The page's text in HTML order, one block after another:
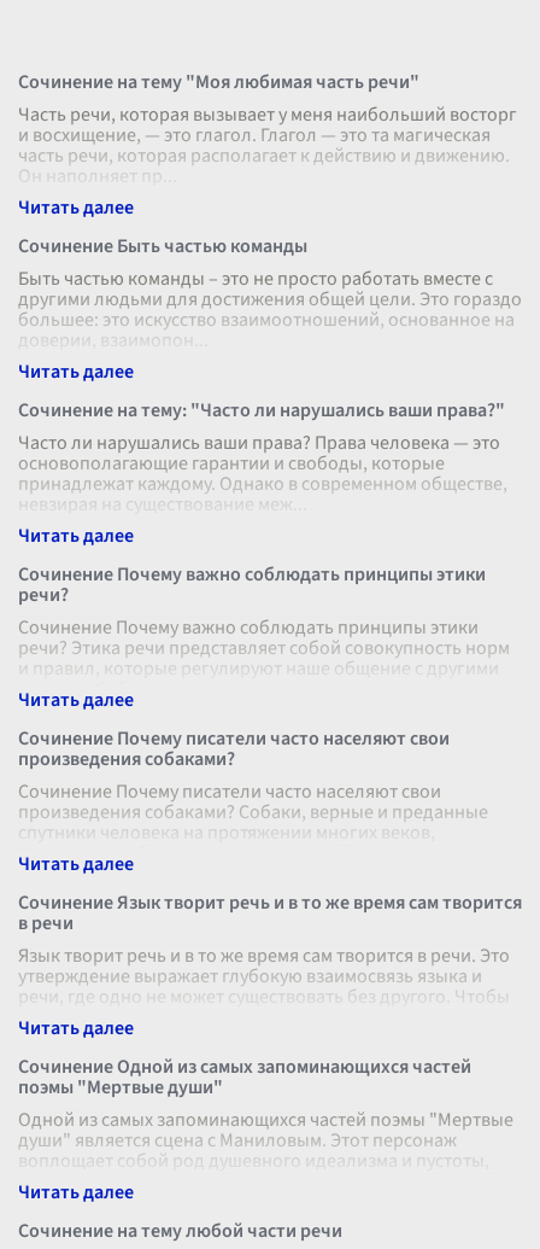
Сочинение на тему "Моя любимая часть речи"
Часть речи, которая вызывает у меня наибольший восторг
и восхищение, — это глагол. Глагол — это та магическая
часть речи, которая располагает к действию и движению.
Он наполняет пр
Сочинение Быть частью команды
Быть частью команды – это не просто работать вместе с
другими людьми для достижения общей цели. Это гораздо
большее: это искусство взаимоотношений, основанное на
доверии, взаимопон
Сочинение на тему: "Часто ли нарушались ваши права?"
Часто ли нарушались ваши права? Права человека — это
основополагающие гарантии и свободы, которые
принадлежат каждому. Однако в современном обществе,
невзирая на существование меж
Сочинение Почему важно соблюдать принципы этики
речи?
Сочинение Почему важно соблюдать принципы этики
речи? Этика речи представляет собой совокупность норм
и правил, которые регулируют наше общение с другими
людьми. Соблюдение этих п
Сочинение Почему писатели часто населяют свои
произведения собаками?
Сочинение Почему писатели часто населяют свои
произведения собаками? Собаки, верные и преданные
спутники человека на протяжении многих веков,
занимают особое место в жизни людей.
Сочинение Язык творит речь и в то же время сам творится
в речи
Язык творит речь и в то же время сам творится в речи. Это
утверждение выражает глубокую взаимосвязь языка и
речи, где одно не может существовать без другого. Чтобы
понять, как это
Сочинение Одной из самых запоминающихся частей
поэмы "Мертвые души"
Одной из самых запоминающихся частей поэмы "Мертвые
души" является сцена с Маниловым. Этот персонаж
воплощает собой род душевного идеализма и пустоты,
столь часто встречающегося в
Сочинение на тему любой части речи